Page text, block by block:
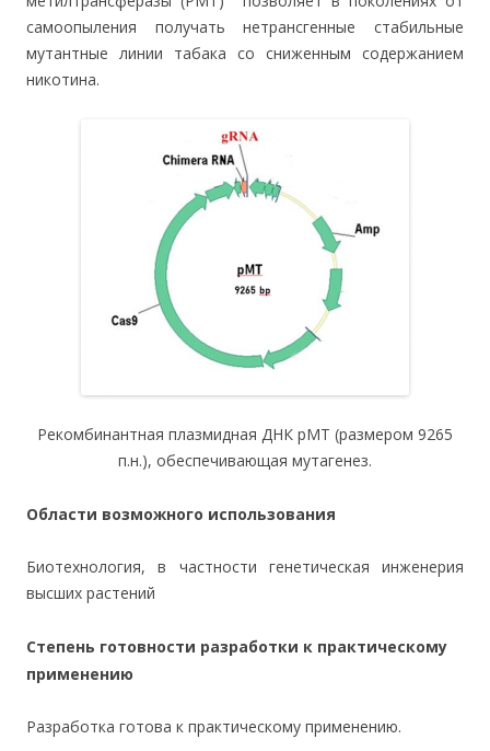
самоопыления получать нетрансгенные стабильные
мутантные линии табака со сниженным содержанием
никотина.
Рекомбинантная плазмидная ДНК рМТ (размером 9265
п.н.), обеспечивающая мутагенез.
Области возможного использования
Биотехнология, в частности генетическая инженерия
высших растений
Степень готовности разработки к практическому
применению
Разработка готова к практическому применению.